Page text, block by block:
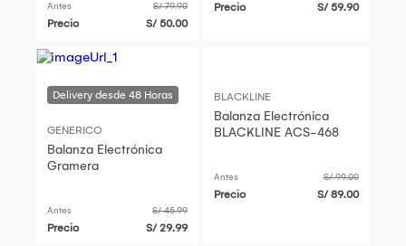
Antes S/ 79.90
Precio S/ 50.00
Precio S/ 59.90
GENERICO
Balanza Electrónica
Gramera
Antes S/ 45.99
Precio S/ 29.99
BLACKLINE
Balanza Electrónica
BLACKLINE ACS-468
Antes S/ 99.00
Precio S/ 89.00